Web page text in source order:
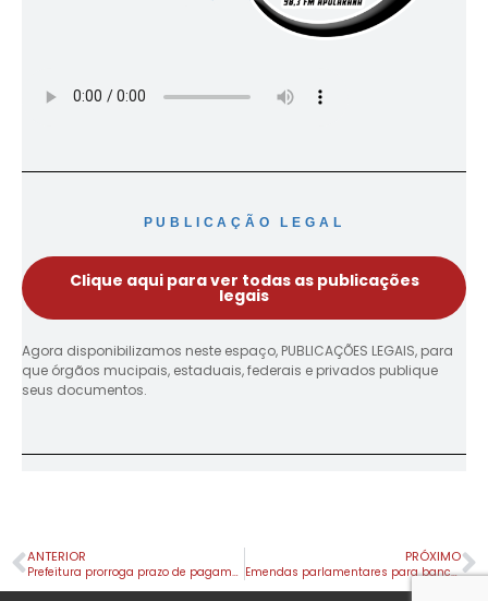
PUBLICAÇÃO LEGAL
Clique aqui para ver todas as publicações
legais
Agora disponibilizamos neste espaço, PUBLICAÇÕES LEGAIS, para
que órgãos mucipais, estaduais, federais e privados publique
seus documentos.
ANTERIOR
Prefeitura prorroga prazo de pagamento do IPTU Bom Pagador após atraso na entrega pelos Correios
PRÓXIMO
Emendas parlamentares para bancar shows em 2025 chegam a 61 milhões.